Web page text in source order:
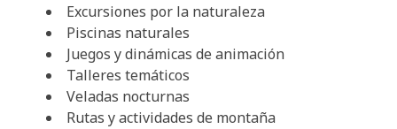
Excursiones por la naturaleza
Piscinas naturales
Juegos y dinámicas de animación
Talleres temáticos
Veladas nocturnas
Rutas y actividades de montaña